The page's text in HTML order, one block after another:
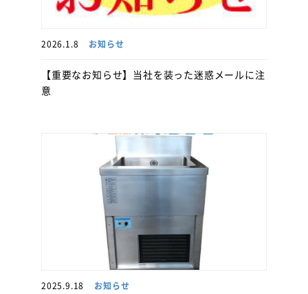
2026.1.8 お知らせ
【重要なお知らせ】当社を装った迷惑メールに注
意
2025.9.18 お知らせ